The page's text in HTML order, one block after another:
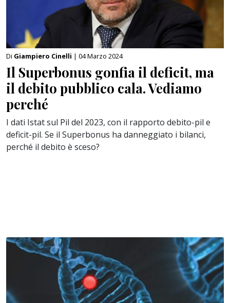
Di Giampiero Cinelli | 04 Marzo 2024
Il Superbonus gonfia il deficit, ma
il debito pubblico cala. Vediamo
perché
I dati Istat sul Pil del 2023, con il rapporto debito-pil e
deficit-pil. Se il Superbonus ha danneggiato i bilanci,
perché il debito è sceso?